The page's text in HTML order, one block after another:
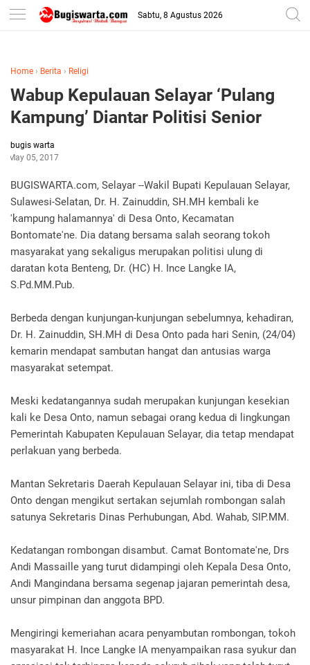
-->
Sabtu, 8 Agustus 2026
Home › Berita › Religi
Wabup Kepulauan Selayar ‘Pulang
Kampung’ Diantar Politisi Senior
bugis warta
May 05, 2017
BUGISWARTA.com, Selayar --Wakil Bupati Kepulauan Selayar,
Sulawesi-Selatan, Dr. H. Zainuddin, SH.MH kembali ke
'kampung halamannya' di Desa Onto, Kecamatan
Bontomate'ne. Dia datang bersama salah seorang tokoh
masyarakat yang sekaligus merupakan politisi ulung di
daratan kota Benteng, Dr. (HC) H. Ince Langke IA,
S.Pd.MM.Pub.
Berbeda dengan kunjungan-kunjungan sebelumnya, kehadiran,
Dr. H. Zainuddin, SH.MH di Desa Onto pada hari Senin, (24/04)
kemarin mendapat sambutan hangat dan antusias warga
masyarakat setempat.
Meski kedatangannya sudah merupakan kunjungan kesekian
kali ke Desa Onto, namun sebagai orang kedua di lingkungan
Pemerintah Kabupaten Kepulauan Selayar, dia tetap mendapat
perlakuan yang berbeda.
Mantan Sekretaris Daerah Kepulauan Selayar ini, tiba di Desa
Onto dengan mengikut sertakan sejumlah rombongan salah
satunya Sekretaris Dinas Perhubungan, Abd. Wahab, SIP.MM.
Kedatangan rombongan disambut. Camat Bontomate'ne, Drs
Andi Massaille yang turut didampingi oleh Kepala Desa Onto,
Andi Mangindana bersama segenap jajaran pemerintah desa,
unsur pimpinan dan anggota BPD.
Mengiringi kemeriahan acara penyambutan rombongan, tokoh
masyarakat H. Ince Langke IA menyampaikan rasa syukur dan